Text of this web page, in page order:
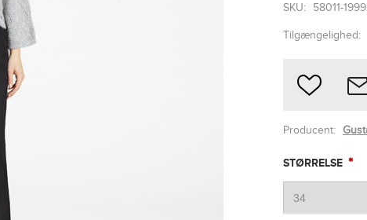
SKU: 58011-1999
Tilgængelighed:
Producent:
STØRRELSE *